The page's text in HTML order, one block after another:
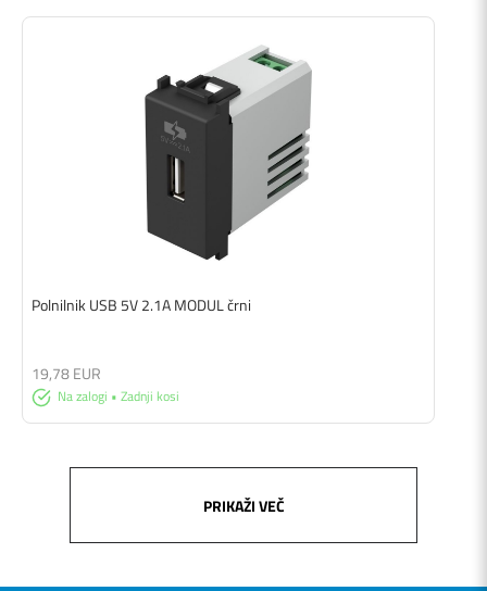
Polnilnik USB 5V 2.1A MODUL črni
Na zalogi • Zadnji kosi
19,78 EUR
PRIKAŽI VEČ